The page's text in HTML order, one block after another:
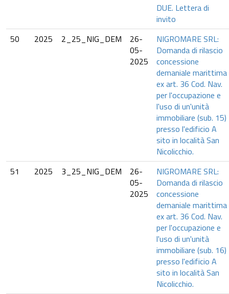
DUE. Lettera di
invito
50
2025 2_25_NIG_DEM
26-
05-
2025
NIGROMARE SRL:
Domanda di rilascio
concessione
demaniale marittima
ex art. 36 Cod. Nav.
per l'occupazione e
l'uso di un'unità
immobiliare (sub. 15)
presso l'edificio A
sito in località San
Nicolicchio.
51
2025 3_25_NIG_DEM
26-
05-
2025
NIGROMARE SRL:
Domanda di rilascio
concessione
demaniale marittima
ex art. 36 Cod. Nav.
per l'occupazione e
l'uso di un'unità
immobiliare (sub. 16)
presso l'edificio A
sito in località San
Nicolicchio.